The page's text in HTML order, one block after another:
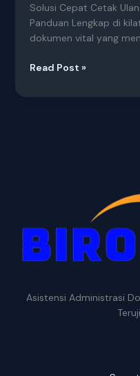
Solusi Cepat Cetak
Panduan Lengkap di
dokumen vital yang
Read Post »
Asistensi Administrasi